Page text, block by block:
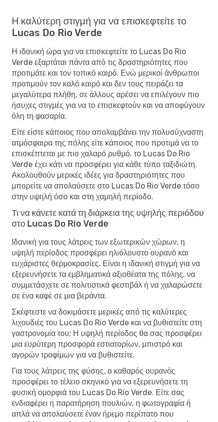
Η καλύτερη στιγμή για να επισκεφτείτε το
Lucas Do Rio Verde
Η ιδανική ώρα για να επισκεφτείτε το Lucas Do Rio
Verde εξαρτάται πάντα από τις δραστηριότητες που
προτιμάτε και τον τοπικό καιρό. Ενώ μερικοί άνθρωποι
προτιμούν τον καλό καιρό και δεν τους πειράζει τα
μεγαλύτερα πλήθη, σε άλλους αρέσει να επιλέγουν πιο
ήσυχες στιγμές για να το επισκεφτούν και να αποφύγουν
όλη τη φασαρία.
Είτε είστε κάποιος που απολαμβάνει την πολυσύχναστη
ατμόσφαιρα της πόλης είτε κάποιος που προτιμά να το
επισκέπτεται με πιο χαλαρό ρυθμό, το Lucas Do Rio
Verde έχει κάτι να προσφέρει για κάθε τύπο ταξιδιώτη.
Ακολουθούν μερικές ιδέες για δραστηριότητες που
μπορείτε να απολαύσετε στο Lucas Do Rio Verde τόσο
στην υψηλή όσο και στη χαμηλή περίοδο.
Τι να κάνετε κατά τη διάρκεια της υψηλής περιόδου
στο Lucas Do Rio Verde
Ιδανική για τους λάτρεις των εξωτερικών χώρων, η
υψηλή περίοδος προσφέρει ηλιόλουστο ουρανό και
ευχάριστες θερμοκρασίες. Είναι η ιδανική στιγμή για να
εξερευνήσετε τα εμβληματικά αξιοθέατα της πόλης, να
συμμετάσχετε σε πολιτιστικά φεστιβάλ ή να χαλαρώσετε
σε ένα καφέ σε μια βεράντα.
Σκέφτεστε να δοκιμάσετε μερικές από τις καλύτερες
λιχουδιές του Lucas Do Rio Verde και να βυθιστείτε στη
γαστρονομία του; Η υψηλή περίοδος θα σας προσφέρει
μια ευρύτερη προσφορά εστιατορίων, μπιστρό και
αγορών τροφίμων για να βυθιστείτε.
Για τους λάτρεις της φύσης, ο καθαρός ουρανός
προσφέρει το τέλειο σκηνικό για να εξερευνήσετε τη
φυσική ομορφιά του Lucas Do Rio Verde. Είτε σας
ενδιαφέρει η παρατήρηση πουλιών, η φωτογραφία ή
απλά να απολαύσετε έναν ήρεμο περίπατο που